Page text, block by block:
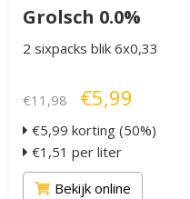
Grolsch 0.0%
2 sixpacks blik 6x0,33
€11,98 €5,99
€5,99 korting (50%)
€1,51 per liter
Bekijk online